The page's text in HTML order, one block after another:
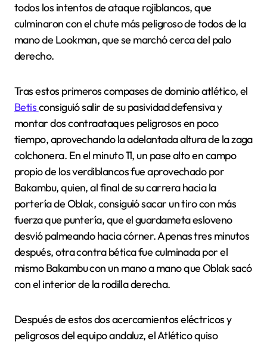
todos los intentos de ataque rojiblancos, que
culminaron con el chute más peligroso de todos de la
mano de Lookman, que se marchó cerca del palo
derecho.
Tras estos primeros compases de dominio atlético, el
Betisconsiguió salir de su pasividad defensiva y
montar dos contraataques peligrosos en poco
tiempo, aprovechando la adelantada altura de la zaga
colchonera. En el minuto 11, un pase alto en campo
propio de los verdiblancos fue aprovechado por
Bakambu, quien, al final de su carrera hacia la
portería de Oblak, consiguió sacar un tiro con más
fuerza que puntería, que el guardameta esloveno
desvió palmeando hacia córner. Apenas tres minutos
después, otra contra bética fue culminada por el
mismo Bakambu con un mano a mano que Oblak sacó
con el interior de la rodilla derecha.
Después de estos dos acercamientos eléctricos y
peligrosos del equipo andaluz, el Atlético quiso